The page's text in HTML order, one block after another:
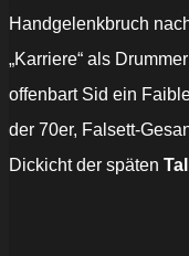
Handgelenkbruch
„Karriere“ als
offenbart Sid ein
der 70er, Falsett-
Dickicht der späten